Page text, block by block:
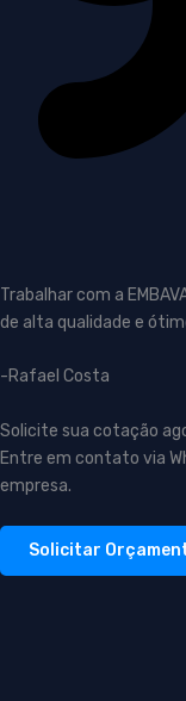
Trabalhar com a
de alta qualidade e
-Rafael Costa
Solicite sua cotação
Entre em contato via
empresa.
Solicitar